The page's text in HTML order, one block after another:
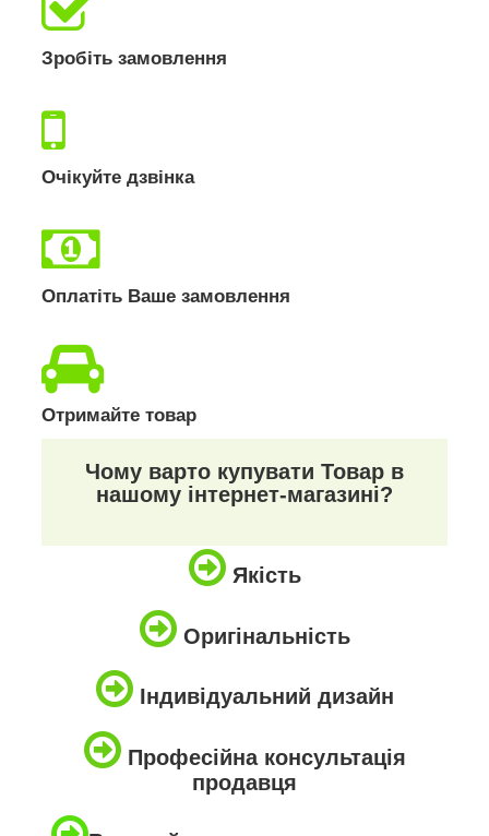
Зробіть замовлення
Очікуйте дзвінка
Оплатіть Ваше замовлення
Отримайте товар
Чому варто купувати Товар в
нашому інтернет-магазині?
Якість
Оригінальність
Індивідуальний дизайн
Професійна консультація
продавця